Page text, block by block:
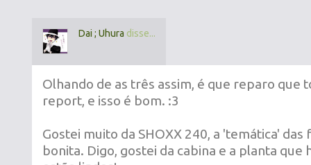
Dai ; Uhura disse...
Olhando de as três assim, é que reparo que
report, e isso é bom. :3
Gostei muito da SHOXX 240, a 'temática'
bonita. Digo, gostei da cabina e a planta que